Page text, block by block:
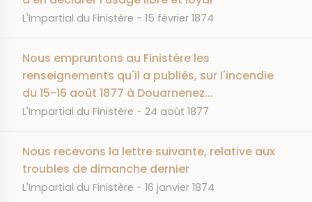
JOURNAL
L'Impartial du Finistère DATE
15 février 1874
Nous empruntons au Finistère les
renseignements qu'il a publiés, sur l'incendie
du 15-16 août 1877 à Douarnenez...
JOURNAL
L'Impartial du Finistère DATE
24 août 1877
Nous recevons la lettre suivante, relative aux
troubles de dimanche dernier
JOURNAL
L'Impartial du Finistère DATE
16 janvier 1874